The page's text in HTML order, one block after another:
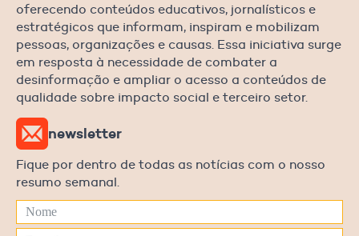
oferecendo conteúdos educativos, jornalísticos e
estratégicos que informam, inspiram e mobilizam
pessoas, organizações e causas. Essa iniciativa surge
em resposta à necessidade de combater a
desinformação e ampliar o acesso a conteúdos de
qualidade sobre impacto social e terceiro setor.
newsletter
Fique por dentro de todas as notícias com o nosso
resumo semanal.